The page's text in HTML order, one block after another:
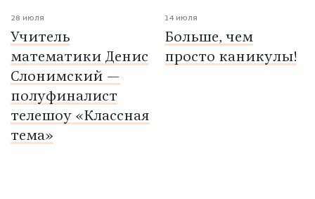
28 июля
Учитель
математики Денис
Слонимский —
полуфиналист
телешоу «Классная
тема»
14 июля
Больше, чем
просто каникулы!